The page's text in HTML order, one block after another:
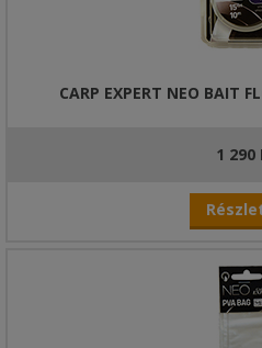
CARP EXPERT NEO BAIT
1 290